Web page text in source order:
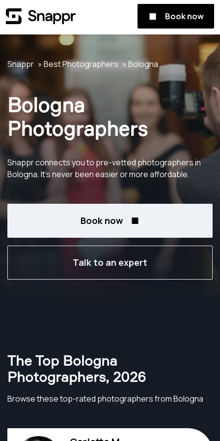
Book now
Snappr Best Photographers Bologna
Bologna
Photographers
Snappr connects you to pre-vetted photographers in
Bologna. It's never been easier or more affordable.
Book now
Talk to an expert
The Top Bologna
Photographers, 2026
Browse these top-rated photographers from Bologna